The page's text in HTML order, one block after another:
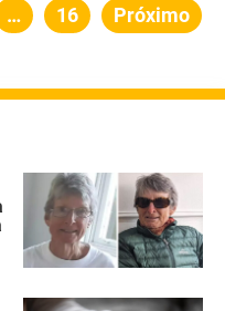
… Página
16 Próximo